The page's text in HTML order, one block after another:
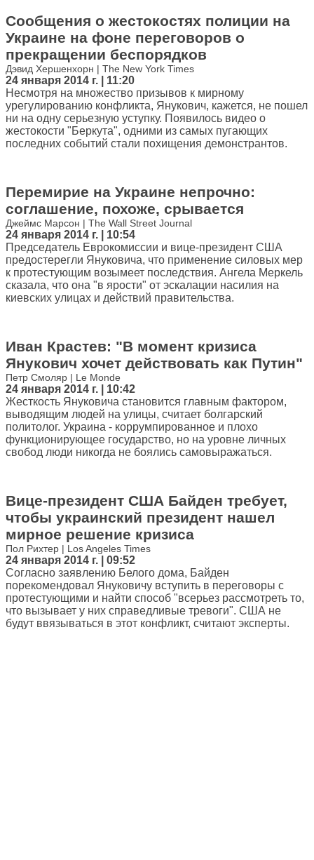
Сообщения о жестокостях полиции на
Украине на фоне переговоров о
прекращении беспорядков
Дэвид Хершенхорн | The New York Times
24 января 2014 г. | 11:20
Несмотря на множество призывов к мирному
урегулированию конфликта, Янукович, кажется, не пошел
ни на одну серьезную уступку. Появилось видео о
жестокости "Беркута", одними из самых пугающих
последних событий стали похищения демонстрантов.
Перемирие на Украине непрочно:
соглашение, похоже, срывается
Джеймс Марсон | The Wall Street Journal
24 января 2014 г. | 10:54
Председатель Еврокомиссии и вице-президент США
предостерегли Януковича, что применение силовых мер
к протестующим возымеет последствия. Ангела Меркель
сказала, что она "в ярости" от эскалации насилия на
киевских улицах и действий правительства.
Иван Крастев: "В момент кризиса
Янукович хочет действовать как Путин"
Петр Смоляр | Le Monde
24 января 2014 г. | 10:42
Жесткость Януковича становится главным фактором,
выводящим людей на улицы, считает болгарский
политолог. Украина - коррумпированное и плохо
функционирующее государство, но на уровне личных
свобод люди никогда не боялись самовыражаться.
Вице-президент США Байден требует,
чтобы украинский президент нашел
мирное решение кризиса
Пол Рихтер | Los Angeles Times
24 января 2014 г. | 09:52
Согласно заявлению Белого дома, Байден
порекомендовал Януковичу вступить в переговоры с
протестующими и найти способ "всерьез рассмотреть то,
что вызывает у них справедливые тревоги". США не
будут ввязываться в этот конфликт, считают эксперты.